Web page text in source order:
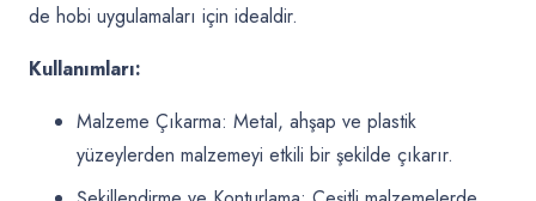
de hobi uygulamaları için idealdir.
Kullanımları:
Malzeme Çıkarma: Metal, ahşap ve plastik
yüzeylerden malzemeyi etkili bir şekilde çıkarır.